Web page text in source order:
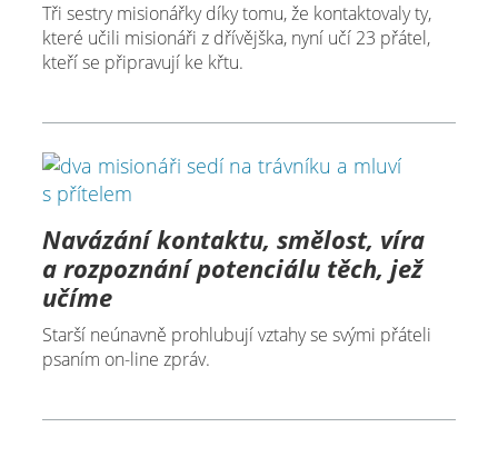
Tři sestry misionářky díky tomu, že kontaktovaly ty,
které učili misionáři z dřívějška, nyní učí 23 přátel,
kteří se připravují ke křtu.
Navázání kontaktu, smělost, víra
a rozpoznání potenciálu těch, jež
učíme
Starší neúnavně prohlubují vztahy se svými přáteli
psaním on-line zpráv.